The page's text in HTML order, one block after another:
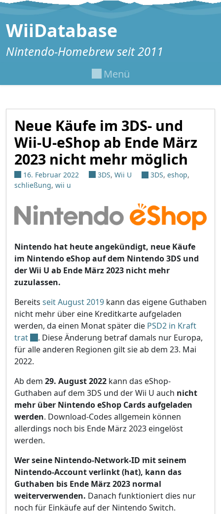
Zum Inhalt springen
WiiDatabase
Nintendo-Homebrew seit 2011
Menü
Neue Käufe im 3DS- und
Wii-U-eShop ab Ende März
2023 nicht mehr möglich
16. Februar 2022 3DS, Wii U 3DS, eshop,
schließung, wii u
Nintendo hat heute angekündigt, neue Käufe
im Nintendo eShop auf dem Nintendo 3DS und
der Wii U ab Ende März 2023 nicht mehr
zuzulassen.
Bereits seit August 2019 kann das eigene Guthaben
nicht mehr über eine Kreditkarte aufgeladen
werden, da einen Monat später die PSD2 in Kraft
trat
. Diese Änderung betraf damals nur Europa,
für alle anderen Regionen gilt sie ab dem 23. Mai
2022.
Ab dem 29. August 2022 kann das eShop-
Guthaben auf dem 3DS und der Wii U auch nicht
mehr über Nintendo eShop Cards aufgeladen
werden. Download-Codes allgemein können
allerdings noch bis Ende März 2023 eingelöst
werden.
Wer seine Nintendo-Network-ID mit seinem
Nintendo-Account verlinkt (hat), kann das
Guthaben bis Ende März 2023 normal
weiterverwenden. Danach funktioniert dies nur
noch für Einkäufe auf der Nintendo Switch.